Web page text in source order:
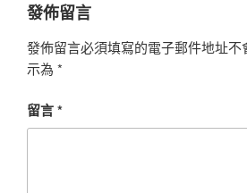
發佈留言
發佈留言必須填寫的電子郵件地址不
示為 *
留言*